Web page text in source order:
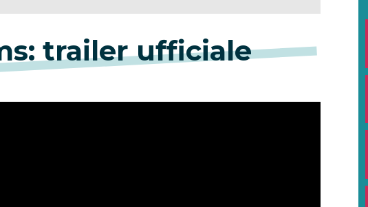
trailer ufficiale